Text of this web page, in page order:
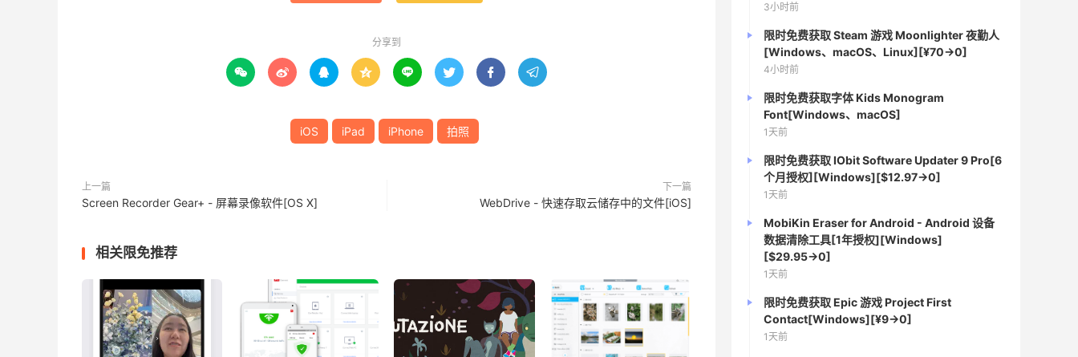
分享到
       
iOS iPad iPhone 拍照
上一篇
Screen Recorder Gear+ - 屏幕录像软件[OS X]
下一篇
WebDrive - 快速存取云储存中的文件[iOS]
相关限免推荐
3小时前
限时免费获取 Steam 游戏 Moonlighter 夜勤人
[Windows、macOS、Linux][¥70→0]
4小时前
限时免费获取字体 Kids Monogram
Font[Windows、macOS]
1天前
限时免费获取 IObit Software Updater 9 Pro[6
个月授权][Windows][$12.97→0]
1天前
MobiKin Eraser for Android - Android 设备
数据清除工具[1年授权][Windows]
[$29.95→0]
1天前
限时免费获取 Epic 游戏 Project First
Contact[Windows][¥9→0]
1天前